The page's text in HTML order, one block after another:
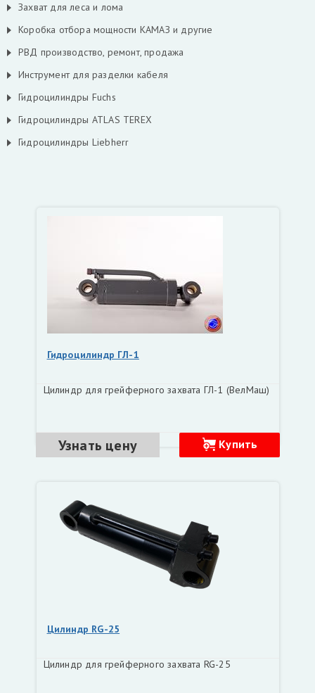
Захват для леса и лома
Коробка отбора мощности КАМАЗ и другие
РВД производство, ремонт, продажа
Инструмент для разделки кабеля
Гидроцилиндры Fuchs
Гидроцилиндры ATLAS TEREX
Гидроцилиндры Liebherr
Гидроцилиндр ГЛ-1
Цилиндр для грейферного захвата ГЛ-1 (ВелМаш)
Узнать цену Купить
Цилиндр RG-25
Цилиндр для грейферного захвата RG-25